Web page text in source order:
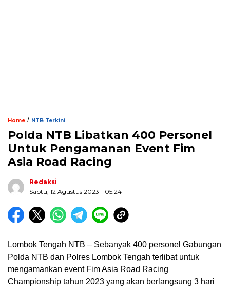
Home / NTB Terkini
Polda NTB Libatkan 400 Personel
Untuk Pengamanan Event Fim
Asia Road Racing
Redaksi
Sabtu, 12 Agustus 2023 - 05:24
Lombok Tengah NTB – Sebanyak 400 personel Gabungan
Polda NTB dan Polres Lombok Tengah terlibat untuk
mengamankan event Fim Asia Road Racing
Championship tahun 2023 yang akan berlangsung 3 hari